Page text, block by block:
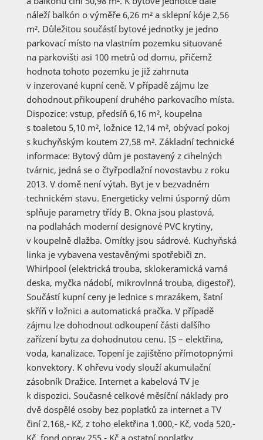
náleží balkón o výměře 6,26 m² a sklepní kóje 2,56
m². Důležitou součástí bytové jednotky je jedno
parkovací místo na vlastním pozemku situované
na parkovišti asi 100 metrů od domu, přičemž
hodnota tohoto pozemku je již zahrnuta
v inzerované kupní ceně. V případě zájmu lze
dohodnout přikoupení druhého parkovacího místa.
Dispozice: vstup, předsíň 6,16 m², koupelna
s toaletou 5,10 m², ložnice 12,14 m², obývací pokoj
s kuchyňským koutem 27,58 m². Základní technické
informace: Bytový dům je postavený z cihelných
tvárnic, jedná se o čtyřpodlažní novostavbu z roku
2013. V domě není výtah. Byt je v bezvadném
technickém stavu. Energeticky velmi úsporný dům
splňuje parametry třídy B. Okna jsou plastová,
na podlahách moderní designové PVC krytiny,
v koupelně dlažba. Omítky jsou sádrové. Kuchyňská
linka je vybavena vestavěnými spotřebiči zn.
Whirlpool (elektrická trouba, sklokeramická varná
deska, myčka nádobí, mikrovlnná trouba, digestoř).
Součástí kupní ceny je lednice s mrazákem, šatní
skříň v ložnici a automatická pračka. V případě
zájmu lze dohodnout odkoupení části dalšího
zařízení bytu za dohodnutou cenu. IS – elektřina,
voda, kanalizace. Topení je zajištěno přímotopnými
konvektory. K ohřevu vody slouží akumulační
zásobník Dražice. Internet a kabelová TV je
k dispozici. Současné celkové měsíční náklady pro
dvě dospělé osoby bez poplatků za internet a TV
činí 2.168,- Kč, z toho elektřina 1.000,- Kč, voda 520,-
Kč, fond oprav 255,- Kč a ostatní poplatky